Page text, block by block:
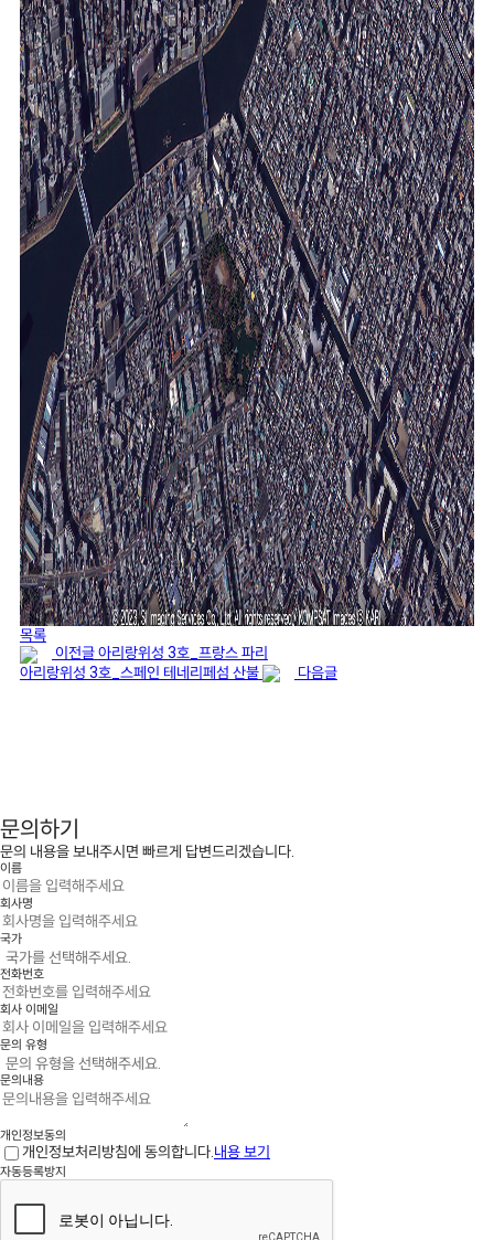
목록
이전글아리랑위성 3호_프랑스 파리
아리랑위성 3호_스페인 테네리페섬 산불
다음글
문의하기
문의 내용을 보내주시면 빠르게 답변드리겠습니다.
이름
회사명
국가
전화번호
회사 이메일
문의 유형
문의내용
개인정보동의
개인정보처리방침에 동의합니다. 내용 보기
자동등록방지